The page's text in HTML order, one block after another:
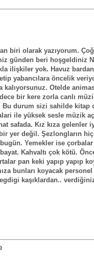
biri olarak yazıyorum.
günden beri hoşgeldiniz
ilişkiler yok. Havuz
yabancılara öncelik
kalıyorsunuz. Otelde
bir kere zorla canlı
durum sizi sahilde kitap
ile yüksek sesle müzik
safada. Kız kıza gelenler
yer değil. Şezlongların hiç
Yemekler ise
Kahvaltı çok kötü.
pan keki yapıp yapıp
bunları koyacak
kaşıklardan..